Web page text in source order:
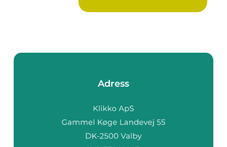
Adress